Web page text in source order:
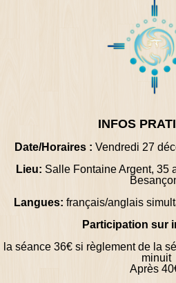
INFOS
Date/Horaires : Vendredi 27
Lieu: Salle Fontaine Argent, 35
Langues: français/anglais
Participation sur
la séance 36€ si règlement de la
minuit
Après 40